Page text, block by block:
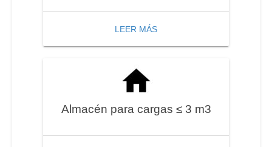
LEER MÁS
Almacén para cargas ≤ 3 m3